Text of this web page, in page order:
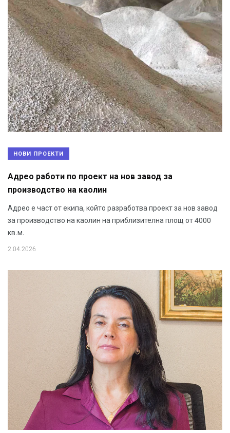
НОВИ ПРОЕКТИ
Адрео работи по проект на нов завод за
производство на каолин
Адрео е част от екипа, който разработва проект за нов завод
за производство на каолин на приблизителна площ от 4000
кв.м.
2.04.2026